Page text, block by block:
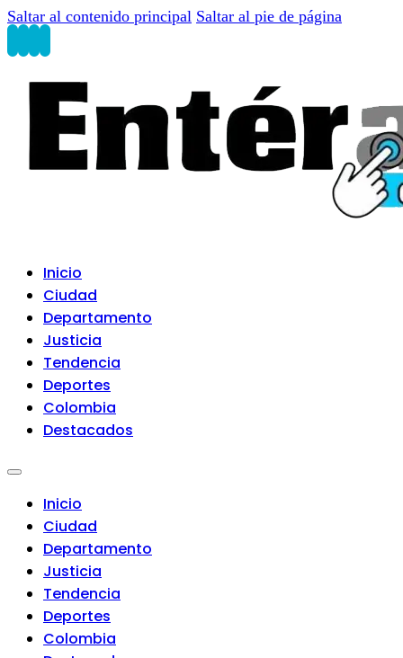
Saltar al contenido principal Saltar al pie de página
Inicio
Ciudad
Departamento
Justicia
Tendencia
Deportes
Colombia
Destacados
Inicio
Ciudad
Departamento
Justicia
Tendencia
Deportes
Colombia